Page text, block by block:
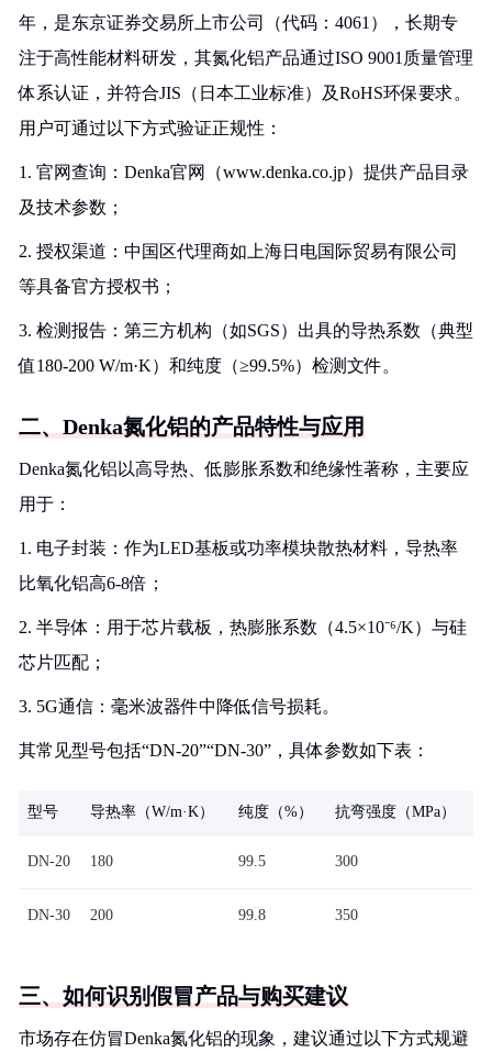
年，是东京证券交易所上市公司（代码：4061），长期专
注于高性能材料研发，其氮化铝产品通过ISO 9001质量管理
体系认证，并符合JIS（日本工业标准）及RoHS环保要求。
用户可通过以下方式验证正规性：
1. 官网查询：Denka官网（www.denka.co.jp）提供产品目录
及技术参数；
2. 授权渠道：中国区代理商如上海日电国际贸易有限公司
等具备官方授权书；
3. 检测报告：第三方机构（如SGS）出具的导热系数（典型
值180-200 W/m·K）和纯度（≥99.5%）检测文件。
二、Denka氮化铝的产品特性与应用
Denka氮化铝以高导热、低膨胀系数和绝缘性著称，主要应
用于：
1. 电子封装：作为LED基板或功率模块散热材料，导热率
比氧化铝高6-8倍；
2. 半导体：用于芯片载板，热膨胀系数（4.5×10⁻⁶/K）与硅
芯片匹配；
3. 5G通信：毫米波器件中降低信号损耗。
其常见型号包括“DN-20”“DN-30”，具体参数如下表：
型号 导热率（W/m·K） 纯度（%） 抗弯强度（MPa）
DN-20 180 99.5 300
DN-30 200 99.8 350
三、如何识别假冒产品与购买建议
市场存在仿冒Denka氮化铝的现象，建议通过以下方式规避